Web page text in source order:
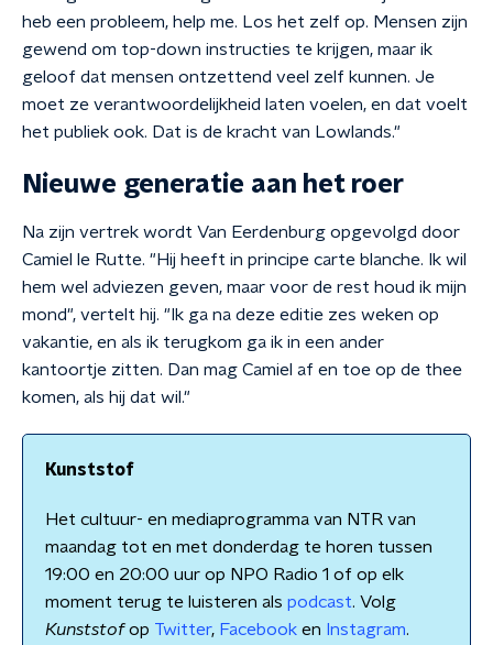
heb een probleem, help me. Los het zelf op. Mensen zijn
gewend om top-down instructies te krijgen, maar ik
geloof dat mensen ontzettend veel zelf kunnen. Je
moet ze verantwoordelijkheid laten voelen, en dat voelt
het publiek ook. Dat is de kracht van Lowlands."
Nieuwe generatie aan het roer
Na zijn vertrek wordt Van Eerdenburg opgevolgd door
Camiel le Rutte. "Hij heeft in principe carte blanche. Ik wil
hem wel adviezen geven, maar voor de rest houd ik mijn
mond", vertelt hij. "Ik ga na deze editie zes weken op
vakantie, en als ik terugkom ga ik in een ander
kantoortje zitten. Dan mag Camiel af en toe op de thee
komen, als hij dat wil."
Kunststof
Het cultuur- en mediaprogramma van NTR van
maandag tot en met donderdag te horen tussen
19:00 en 20:00 uur op NPO Radio 1 of op elk
moment terug te luisteren als podcast. Volg
Kunststofop Twitter, Facebook en Instagram.